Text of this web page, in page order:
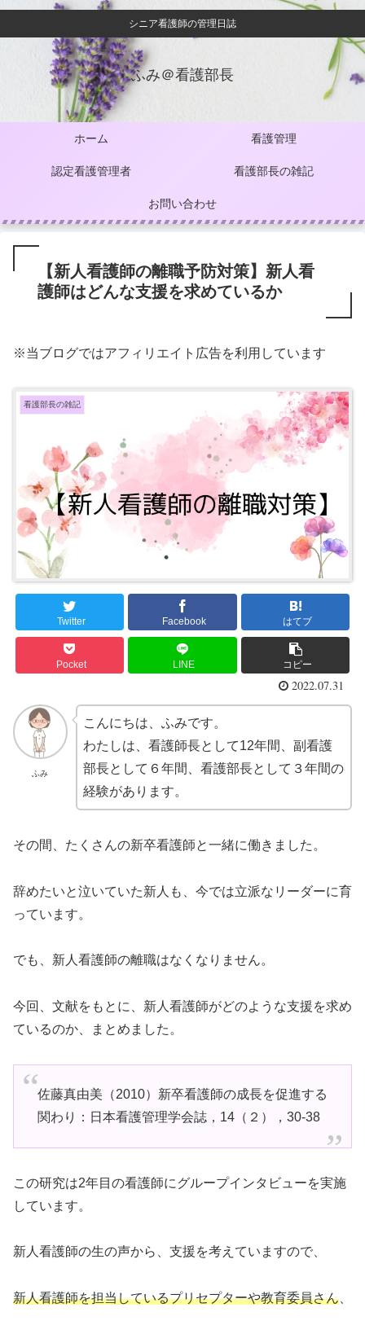
シニア看護師の管理日誌
ふみ＠看護部長
ホーム 看護管理
認定看護管理者 看護部長の雑記
お問い合わせ
【新人看護師の離職予防対策】新人看
護師はどんな支援を求めているか
※当ブログではアフィリエイト広告を利用しています
看護部長の雑記
Twitter Facebook はてブ
Pocket LINE コピー
2022.07.31
ふみ
こんにちは、ふみです。
わたしは、看護師長として12年間、副看護
部長として６年間、看護部長として３年間の
経験があります。
その間、たくさんの新卒看護師と一緒に働きました。
辞めたいと泣いていた新人も、今では立派なリーダーに育
っています。
でも、新人看護師の離職はなくなりません。
今回、文献をもとに、新人看護師がどのような支援を求め
ているのか、まとめました。
佐藤真由美（2010）新卒看護師の成長を促進する
関わり：日本看護管理学会誌，14（２），30-38
この研究は2年目の看護師にグループインタビューを実施
しています。
新人看護師の生の声から、支援を考えていますので、
新人看護師を担当しているプリセプターや教育委員さん